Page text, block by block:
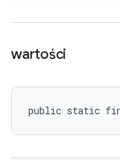
wartości
public static